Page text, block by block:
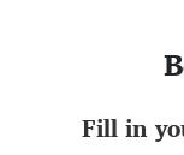
Fill in